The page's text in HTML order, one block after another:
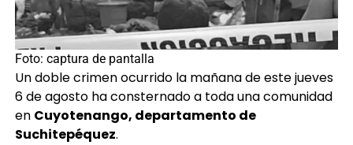
Foto: captura de pantalla
Un doble crimen ocurrido la mañana de este jueves
6 de agosto ha consternado a toda una comunidad
en Cuyotenango, departamento de
Suchitepéquez.